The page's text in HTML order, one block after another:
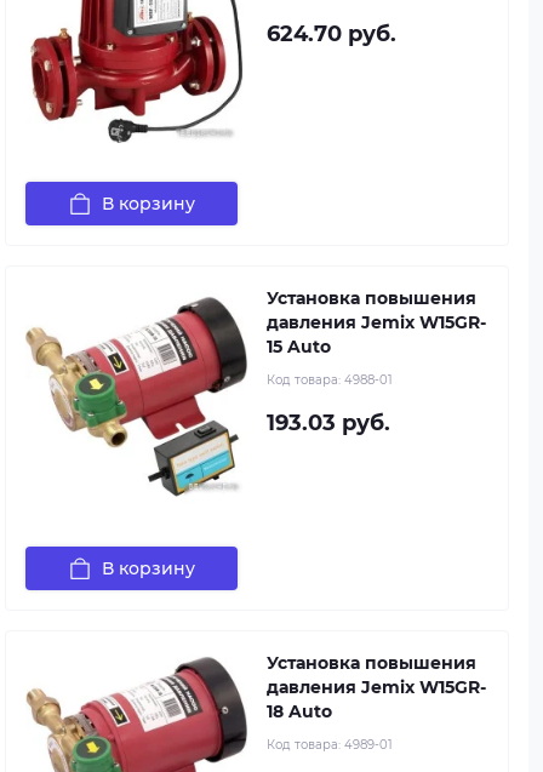
624.70 руб.
В корзину
Установка повышения
давления Jemix W15GR-
15 Auto
Код товара: 4988-01
193.03 руб.
В корзину
Установка повышения
давления Jemix W15GR-
18 Auto
Код товара: 4989-01